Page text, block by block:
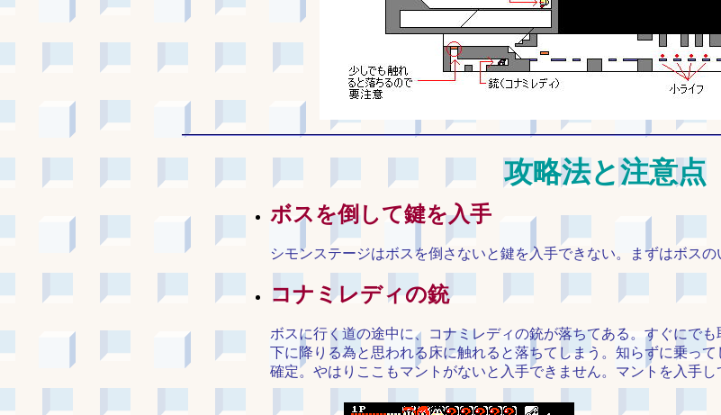
攻略法と注意点
ボスを倒して鍵を入手
シモンステージはボスを倒さないと鍵を入手できない。まずはボスの
コナミレディの銃
ボスに行く道の途中に、コナミレディの銃が落ちてある。すぐにで
下に降りる為と思われる床に触れると落ちてしまう。知らずに乗っ
確定。やはりここもマントがないと入手できません。マントを入手し